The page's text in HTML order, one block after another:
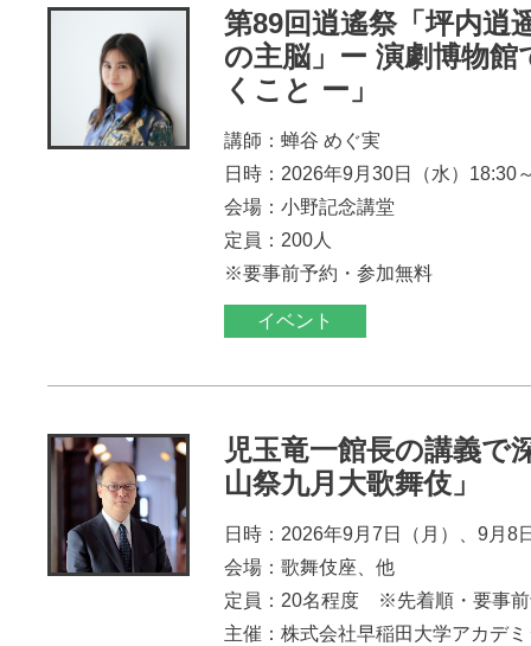
第89回逍遙祭「坪内逍
の主脳」ー 演劇博物館
くこと ー」
講師：蝉谷 めぐ実
日時：2026年9月30日（水）18:30
会場：小野記念講堂
定員：200人
※要事前予約・参加無料
イベント
児玉竜一館長の講義で
山祭九月大歌舞伎」
日時：2026年9月7日（月）、9月8
会場：歌舞伎座、他
定員：20名程度 ※先着順・要事前
主催：株式会社早稲田大学アカデ